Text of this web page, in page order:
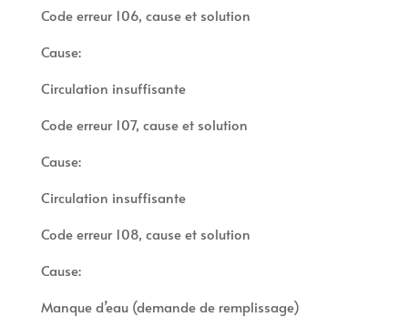
Code erreur 106, cause et solution
Cause:
Circulation insuffisante
Code erreur 107, cause et solution
Cause:
Circulation insuffisante
Code erreur 108, cause et solution
Cause:
Manque d’eau (demande de remplissage)